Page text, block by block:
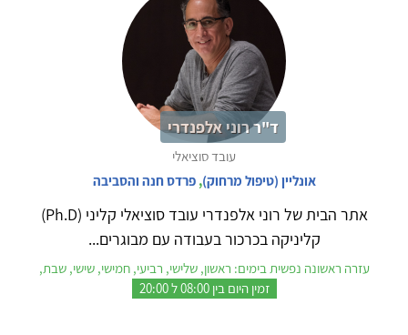
ד"ר רוני אלפנדרי
עובד סוציאלי
אונליין (טיפול מרחוק),פרדס חנה והסביבה
אתר הבית של רוני אלפנדרי עובד סוציאלי קליני (Ph.D)
קליניקה בכרכור בעבודה עם מבוגרים...
עזרה ראשונה נפשית בימים: ראשון, שלישי, רביעי, חמישי, שישי, שבת,
זמין היום בין 08:00 ל 20:00